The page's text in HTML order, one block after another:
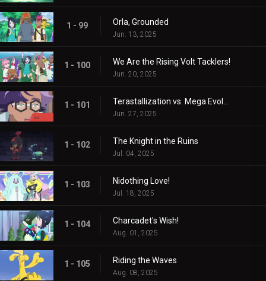
1 - 99 Orla, Grounded
Jun. 13, 2025
1 - 100 We Are the Rising Volt Tacklers!
Jun. 20, 2025
1 - 101
Jun. 27, 2025
1 - 102 The Knight in the Ruins
Jul. 04, 2025
1 - 103 Nidothing Love!
Jul. 18, 2025
1 - 104 Charcadet's Wish!
Aug. 01, 2025
1 - 105 Riding the Waves
Aug. 08, 2025